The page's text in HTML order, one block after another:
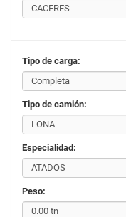
Tipo de carga:
Tipo de camión:
Especialidad:
Peso: